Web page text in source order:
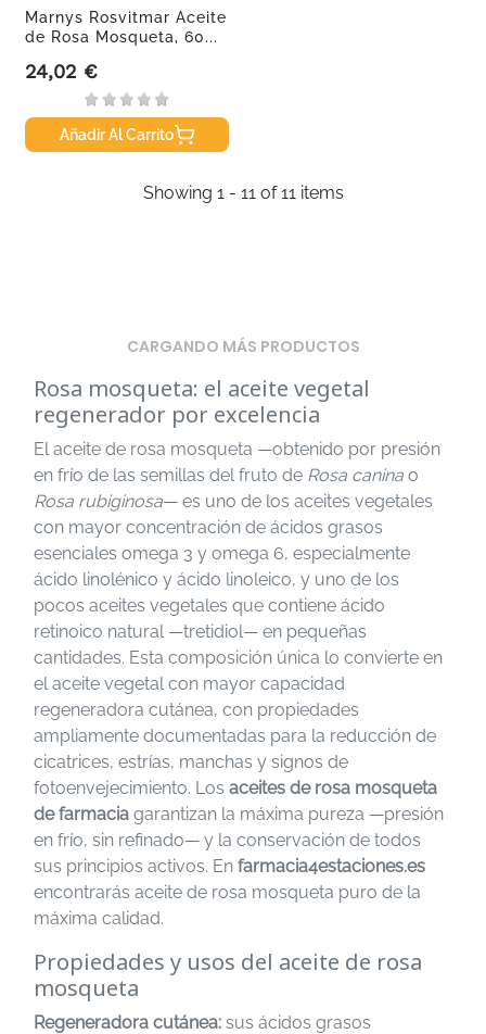
Marnys Rosvitmar Aceite
de Rosa Mosqueta, 60...
Precio
24,02 €
Añadir Al Carrito
Showing 1 - 11 of 11 items
CARGANDO MÁS PRODUCTOS
Rosa mosqueta: el aceite vegetal
regenerador por excelencia
El aceite de rosa mosqueta —obtenido por presión
en frío de las semillas del fruto de Rosa canina o
Rosa rubiginosa— es uno de los aceites vegetales
con mayor concentración de ácidos grasos
esenciales omega 3 y omega 6, especialmente
ácido linolénico y ácido linoleico, y uno de los
pocos aceites vegetales que contiene ácido
retinoico natural —tretidiol— en pequeñas
cantidades. Esta composición única lo convierte en
el aceite vegetal con mayor capacidad
regeneradora cutánea, con propiedades
ampliamente documentadas para la reducción de
cicatrices, estrías, manchas y signos de
fotoenvejecimiento. Los aceites de rosa mosqueta
de farmacia garantizan la máxima pureza —presión
en frío, sin refinado— y la conservación de todos
sus principios activos. En farmacia4estaciones.es
encontrarás aceite de rosa mosqueta puro de la
máxima calidad.
Propiedades y usos del aceite de rosa
mosqueta
Regeneradora cutánea: sus ácidos grasos